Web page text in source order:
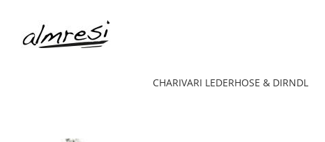
CHARIVARI LEDERHOSE & DIRNDL